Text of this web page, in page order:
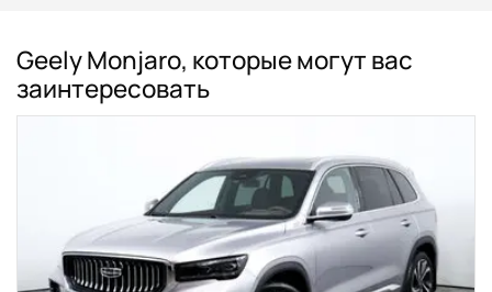
Geely Monjaro, которые могут вас
заинтересовать